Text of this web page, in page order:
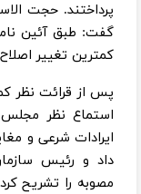
پرداختند. حجت
گفت: طبق آئین
کمترین تغییر
پس از قرائت نظر
استماع نظر
داد و رئیس
مصوبه را تشریح